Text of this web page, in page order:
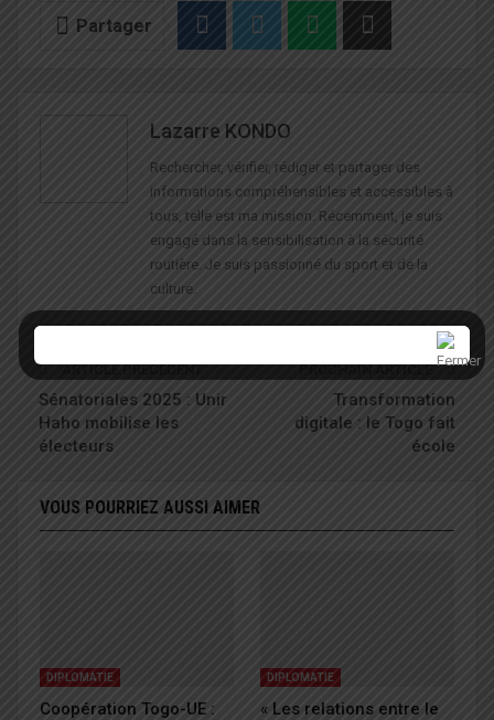
Partager
Lazarre KONDO
Rechercher, vérifier, rédiger et partager des
informations compréhensibles et accessibles à
tous, telle est ma mission. Récemment, je suis
engagé dans la sensibilisation à la sécurité
routière. Je suis passionné du sport et de la
culture.
ARTICLE PRÉCÉDENT
Sénatoriales 2025 : Unir
Haho mobilise les
électeurs
PROCHAIN ARTICLE
Transformation
digitale : le Togo fait
école
VOUS POURRIEZ AUSSI AIMER
DIPLOMATIE
Coopération Togo-UE :
DIPLOMATIE
« Les relations entre le